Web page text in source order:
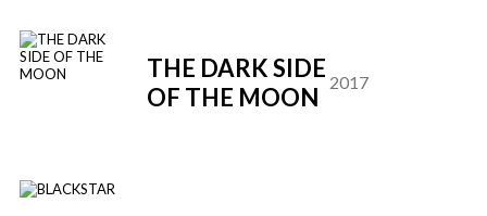
THE DARK SIDE
OF THE MOON
2017